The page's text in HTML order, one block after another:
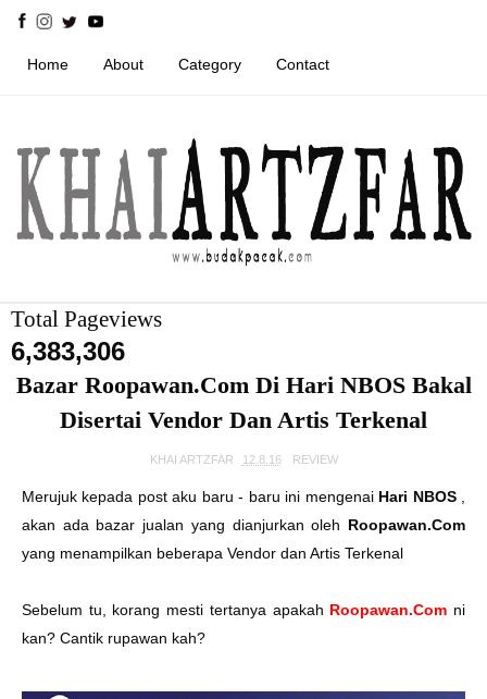
Home About Category Contact
Total Pageviews
6,383,306
Bazar Roopawan.Com Di Hari NBOS Bakal
Disertai Vendor Dan Artis Terkenal
KHAI ARTZFAR 12.8.16 REVIEW
Merujuk kepada post aku baru - baru ini mengenai Hari NBOS
akan ada bazar jualan yang dianjurkan oleh Roopawan.Com
yang menampilkan beberapa Vendor dan Artis Terkenal
Sebelum tu, korang mesti tertanya apakah Roopawan.Com ni
kan? Cantik rupawan kah?